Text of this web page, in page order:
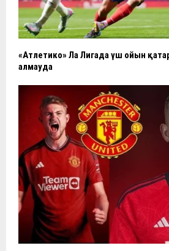
«Атлетико» Ла Лигада үш ойын
алмауда